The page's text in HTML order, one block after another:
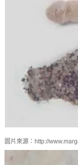
圖片來源：http://